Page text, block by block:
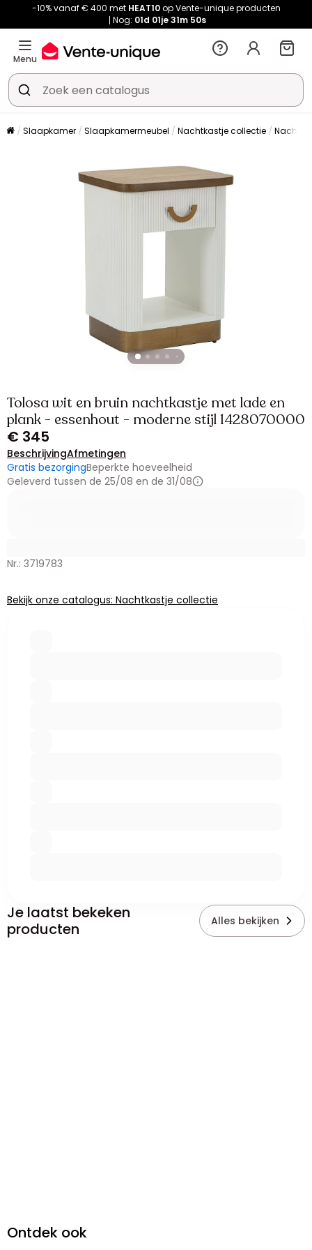
-10% vanaf € 400 met HEAT10op Vente-unique producten
Nog: 01d 01je 31m 50s
Menu
Slaapkamer Slaapkamermeubel Nachtkastje collectie
Tolosa wit en bruin nachtkastje met lade en
plank - essenhout - moderne stijl 1428070000
€ 345
BeschrijvingAfmetingen
Gratis bezorgingBeperkte hoeveelheid
Geleverd tussen de 25/08 en de 31/08
Nr.: 3719783
Bekijk onze catalogus: Nachtkastje collectie
Je laatst bekeken
producten
Alles bekijken
Ontdek ook